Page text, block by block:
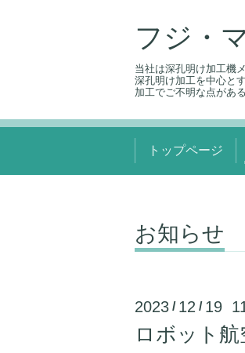
フジ・
当社は深孔明け加工機
深孔明け加工を中心と
加工でご不明な点があ
トップページ
お知らせ
2023 / 12 / 19
ロボット